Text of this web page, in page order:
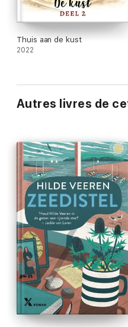
Thuis aan de kust
2022
Autres livres de